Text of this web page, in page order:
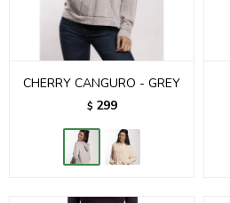
CHERRY CANGURO - GREY
$ 299